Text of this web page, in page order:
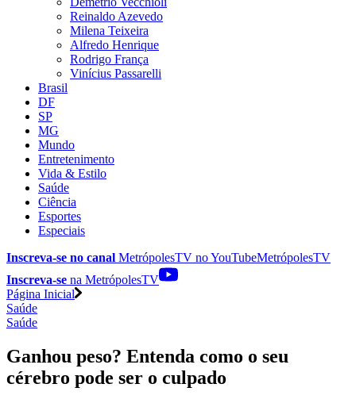
Reinaldo Azevedo
Milena Teixeira
Alfredo Henrique
Rodrigo França
Vinícius Passarelli
Brasil
DF
SP
MG
Mundo
Entretenimento
Vida & Estilo
Saúde
Ciência
Esportes
Especiais
Inscreva-se no canal MetrópolesTV noYouTubeMetrópolesTV
Inscreva-se na MetrópolesTV
Página Inicial
Saúde
Saúde
Ganhou peso? Entenda como o seu
cérebro pode ser o culpado